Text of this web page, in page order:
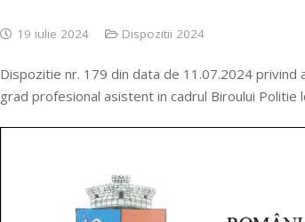
19 iulie 2024 Dispozitii 2024
Dispozitie nr. 179 din data de 11.07.2024 privind
grad profesional asistent in cadrul Biroului Politie